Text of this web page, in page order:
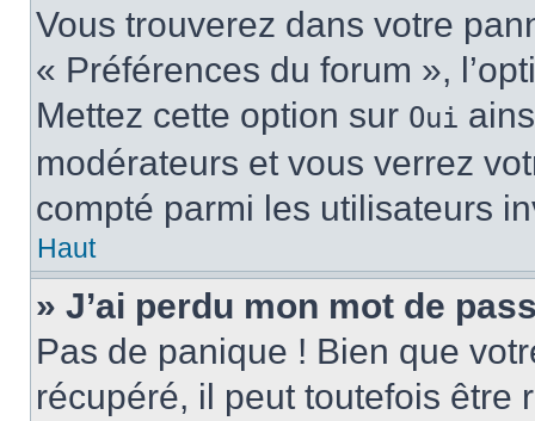
Vous trouverez dans votre
« Préférences du forum »,
Mettez cette option sur Oui
modérateurs et vous verrez
compté parmi les utilisateurs
Haut
» J’ai perdu mon mot de
Pas de panique ! Bien que
récupéré, il peut toutefois être